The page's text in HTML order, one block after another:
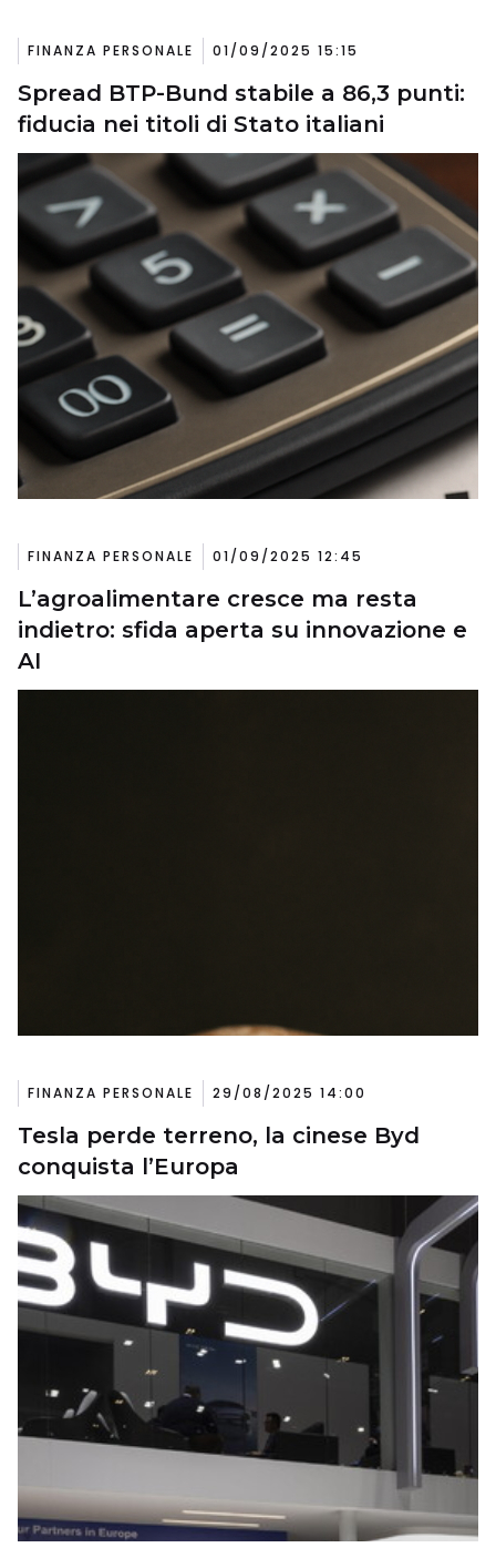
FINANZA PERSONALE 01/09/2025 15:15
Spread BTP-Bund stabile a 86,3 punti:
fiducia nei titoli di Stato italiani
FINANZA PERSONALE 01/09/2025 12:45
L’agroalimentare cresce ma resta
indietro: sfida aperta su innovazione e
AI
FINANZA PERSONALE 29/08/2025 14:00
Tesla perde terreno, la cinese Byd
conquista l’Europa